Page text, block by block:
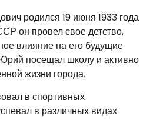
родился 19 июня 1933 года
он провел свое детство,
влияние на его будущие
посещал школу и активно
жизни города.
в спортивных
в различных видах